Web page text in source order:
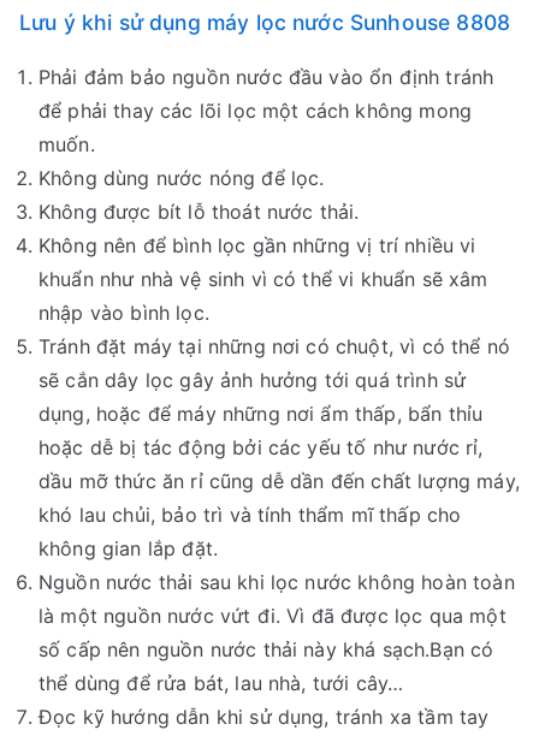
Lưu ý khi sử dụng máy lọc nước Sunhouse 8808
Phải đảm bảo nguồn nước đầu vào ổn định tránh
để phải thay các lõi lọc một cách không mong
muốn.
Không dùng nước nóng để lọc.
Không được bít lỗ thoát nước thải.
Không nên để bình lọc gần những vị trí nhiều vi
khuẩn như nhà vệ sinh vì có thể vi khuẩn sẽ xâm
nhập vào bình lọc.
Tránh đặt máy tại những nơi có chuột, vì có thể nó
sẽ cắn dây lọc gây ảnh hưởng tới quá trình sử
dụng, hoặc để máy những nơi ẩm thấp, bẩn thỉu
hoặc dễ bị tác động bởi các yếu tố như nước rỉ,
dầu mỡ thức ăn rỉ cũng dễ dần đến chất lượng máy,
khó lau chủi, bảo trì và tính thẩm mĩ thấp cho
không gian lắp đặt.
Nguồn nước thải sau khi lọc nước không hoàn toàn
là một nguồn nước vứt đi. Vì đã được lọc qua một
số cấp nên nguồn nước thải này khá sạch.Bạn có
thể dùng để rửa bát, lau nhà, tưới cây…
Đọc kỹ hướng dẫn khi sử dụng, tránh xa tầm tay